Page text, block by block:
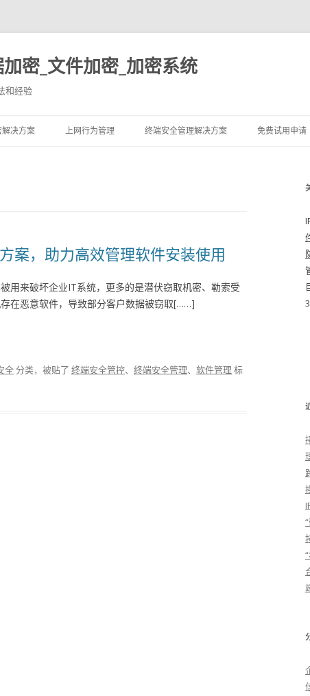
密_文件加密_加密系统
和经验
决方案 上网行为管理 终端安全管理解决方案 免费试用申请
案，助力高效管理软件安装使用
用来破坏企业IT系统，更多的是潜伏窃取机密、勒索受
在恶意软件，导致部分客户数据被窃取[……]
全分类，被贴了 终端安全管控、 终端安全管理、 软件管理 标